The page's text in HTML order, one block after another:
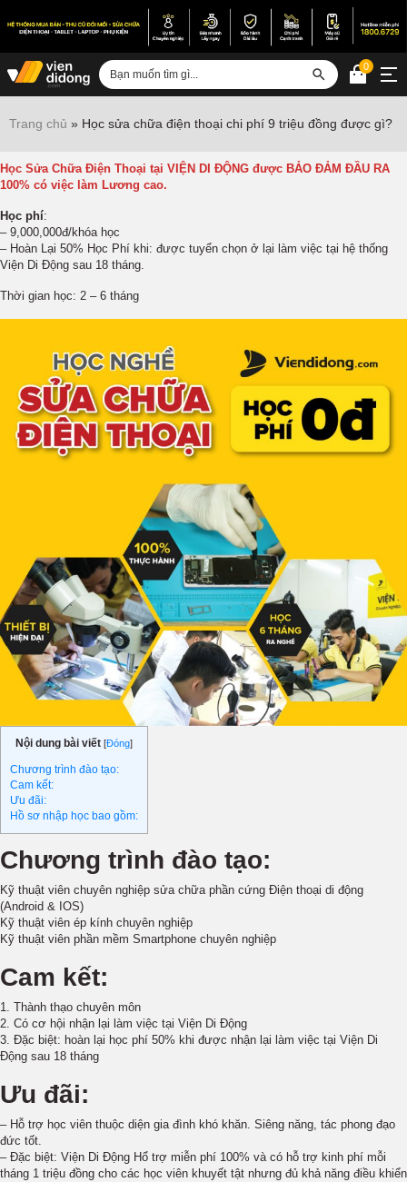
Sửa Android
Sửa Vertu
Sửa iPad
Sửa Macbook
Sửa Laptop
Sửa chữa thiết bị khác
Điện thoại
Phụ kiện
1800.6729(miễn phí)
(Giờ làm việc: 08h00 - 21h00)
Giới thiệu
Viện Di Động
Tin công nghệ
Đặt lịch ngay
0
Trang chủ » Học sửa chữa điện thoại chi phí 9 triệu đồng được gì?
Học Sửa Chữa Điện Thoại tại VIỆN DI ĐỘNG được BẢO ĐẢM ĐẦU RA
100% có việc làm Lương cao.
Học phí:
– 9,000,000đ/khóa học
– Hoàn Lại 50% Học Phí khi: được tuyển chọn ở lại làm việc tại hệ thống
Viện Di Động sau 18 tháng.
Thời gian học: 2 – 6 tháng
Nội dung bài viết [Đóng]
Chương trình đào tạo:
Cam kết:
Ưu đãi:
Hồ sơ nhập học bao gồm:
Chương trình đào tạo:
Kỹ thuật viên chuyên nghiệp sửa chữa phần cứng Điện thoại di động
(Android & IOS)
Kỹ thuật viên ép kính chuyên nghiệp
Kỹ thuật viên phần mềm Smartphone chuyên nghiệp
Cam kết:
1. Thành thạo chuyên môn
2. Có cơ hội nhận lại làm việc tại Viện Di Động
3. Đặc biệt: hoàn lại học phí 50% khi được nhận lại làm việc tại Viện Di
Động sau 18 tháng
Ưu đãi:
– Hỗ trợ học viên thuộc diện gia đình khó khăn. Siêng năng, tác phong đạo
đức tốt.
– Đặc biệt: Viện Di Động Hổ trợ miễn phí 100% và có hỗ trợ kinh phí mỗi
tháng 1 triệu đồng cho các học viên khuyết tật nhưng đủ khả năng điều khiển